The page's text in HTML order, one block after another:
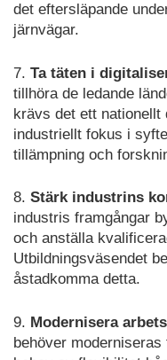
det eftersläpande
järnvägar.
7. Ta täten i
tillhöra de ledande
krävs det ett nationellt
industriellt fokus i
tillämpning och
8. Stärk industrins
industris framgångar
och anställa
Utbildningsväsendet
åstadkomma detta.
9. Modernisera
behöver